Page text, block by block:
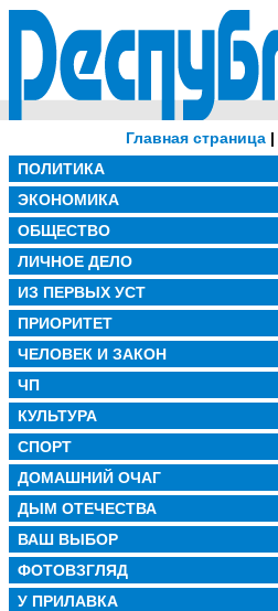
Главная страница|
ПОЛИТИКА
ЭКОНОМИКА
ОБЩЕСТВО
ЛИЧНОЕ ДЕЛО
ИЗ ПЕРВЫХ УСТ
ПРИОРИТЕТ
ЧЕЛОВЕК И ЗАКОН
ЧП
КУЛЬТУРА
СПОРТ
ДОМАШНИЙ ОЧАГ
ДЫМ ОТЕЧЕСТВА
ВАШ ВЫБОР
ФОТОВЗГЛЯД
У ПРИЛАВКА